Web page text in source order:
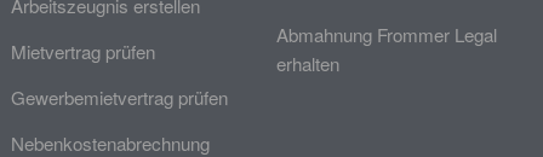
Arbeitszeugnis erstellen
Mietvertrag prüfen
Gewerbemietvertrag prüfen
Nebenkostenabrechnung
Abmahnung Frommer Legal
erhalten